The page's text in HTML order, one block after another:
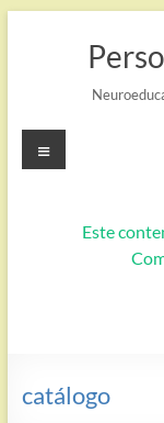
Este
Menú
catálogo